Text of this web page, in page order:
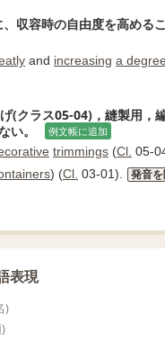
収容時の自由度を高める
and increasing a degree
(クラス05-04)，縫製用，
い。 例文帳に追加
trimmings (Cl. 05-
) (Cl. 03-01). 発音を
表現
)